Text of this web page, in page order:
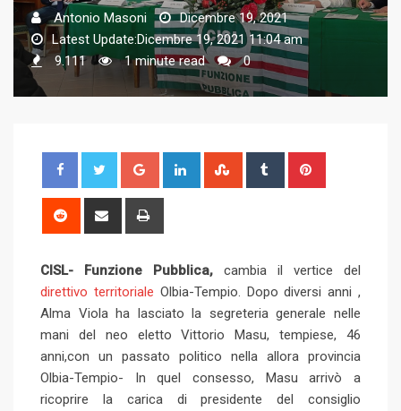
Antonio Masoni
Dicembre 19, 2021
Latest Update:Dicembre 19, 2021 11:04 am
9.111
1 minute read 0
o
e
+
i
d
I
n
t
l
e
U
p
o
n
u
i
r
e
s
t
e
i
t
h
r
e
v
i
a
E
m
r
n
t
CISL- Funzione Pubblica, cambia il vertice del
direttivo territoriale Olbia-Tempio. Dopo diversi anni ,
Alma Viola ha lasciato la segreteria generale nelle
mani del neo eletto Vittorio Masu, tempiese, 46
anni,con un passato politico nella allora provincia
Olbia-Tempio- In quel consesso, Masu arrivò a
ricoprire la carica di presidente del consiglio